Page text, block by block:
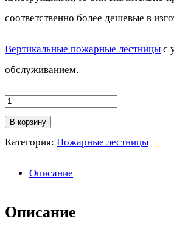
соответственно более дешевые в
Вертикальные пожарные лестницы с
обслуживанием.
Количество
товара
Вертикальная
В корзину
Категория: Пожарные лестницы
Описание
Описание